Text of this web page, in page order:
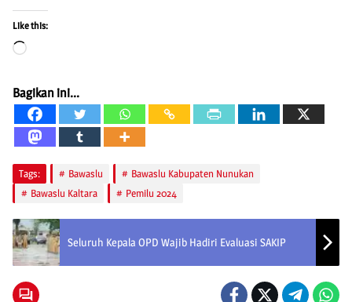
Like this:
Loading…
Bagikan ini...
Tags: Bawaslu
Bawaslu Kabupaten Nunukan
Bawaslu Kaltara
Pemilu 2024
Seluruh Kepala OPD Wajib Hadiri Evaluasi SAKIP